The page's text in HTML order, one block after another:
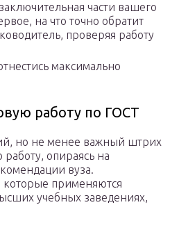
части вашего
на что точно обратит
проверяя работу
максимально
работу по ГОСТ
но не менее важный штрих
опираясь на
вуза.
которые применяются
учебных заведениях,